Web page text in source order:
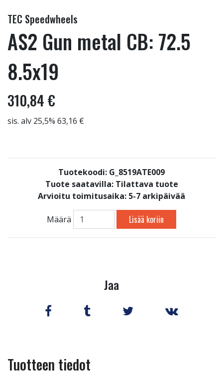
TEC Speedwheels
AS2 Gun metal CB: 72.5
8.5x19
310,84 €
sis. alv 25,5% 63,16 €
Tuotekoodi: G_8519ATE009
Tuote saatavilla: Tilattava tuote
Arvioitu toimitusaika: 5-7 arkipäivää
Määrä Lisää koriin
Jaa
Tuotteen tiedot